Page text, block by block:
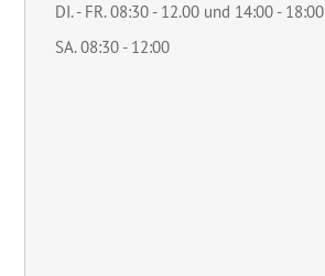
DI. - FR. 08:30 - 12.00 und 14:00 - 18:00
SA. 08:30 - 12:00